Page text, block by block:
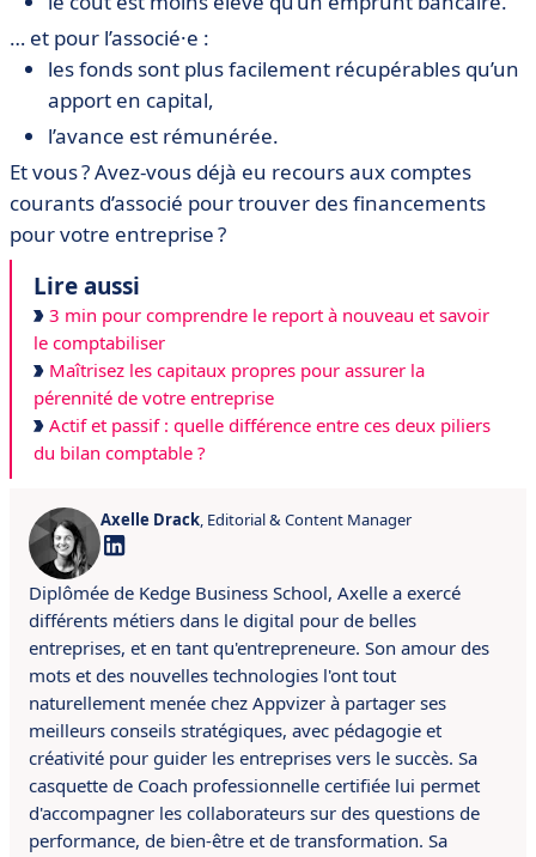
… et pour l’associé·e :
les fonds sont plus facilement récupérables qu’un
apport en capital,
l’avance est rémunérée.
Et vous ? Avez-vous déjà eu recours aux comptes
courants d’associé pour trouver des financements
pour votre entreprise ?
Lire aussi
3 min pour comprendre le report à nouveau et savoir
le comptabiliser
Maîtrisez les capitaux propres pour assurer la
pérennité de votre entreprise
Actif et passif : quelle différence entre ces deux piliers
du bilan comptable ?
Axelle Drack, Editorial & Content Manager
Diplômée de Kedge Business School, Axelle a exercé
différents métiers dans le digital pour de belles
entreprises, et en tant qu'entrepreneure. Son amour des
mots et des nouvelles technologies l'ont tout
naturellement menée chez Appvizer à partager ses
meilleurs conseils stratégiques, avec pédagogie et
créativité pour guider les entreprises vers le succès. Sa
casquette de Coach professionnelle certifiée lui permet
d'accompagner les collaborateurs sur des questions de
performance, de bien-être et de transformation. Sa